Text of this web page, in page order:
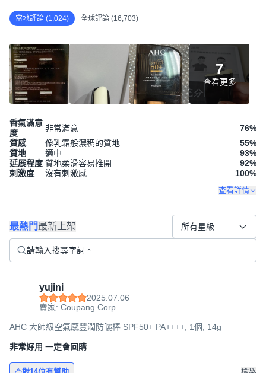
當地評論 (1,024) 全球評論 (16,703)
7
查看更多
香氣滿意
度
非常滿意 76%
質感
像乳霜般濃稠的質地 55%
質地
適中 93%
延展程度 質地柔滑容易推開 92%
刺激度
沒有刺激感 100%
查看詳情
最熱門最新上架 所有星級
yujini
2025.07.06
賣家: Coupang Corp.
AHC 大師級空氣感豐潤防曬棒 SPF50+ PA++++, 1個, 14g
非常好用 一定會回購